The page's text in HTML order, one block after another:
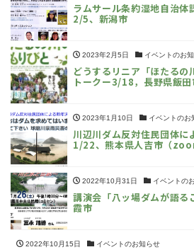
ラムサール条約湿地自治体
2/5、新潟市
2023年2月5日 イベントのお
どうするリニア「ほたるの
トークー3/18，長野県飯田
2023年1月10日 イベントのお
川辺川ダム反対住民団体に
1/22、熊本県人吉市（
2022年10月31日 イベントの
講演会「八ッ場ダムが語
霞市
2022年10月15日 イベントのお知らせ